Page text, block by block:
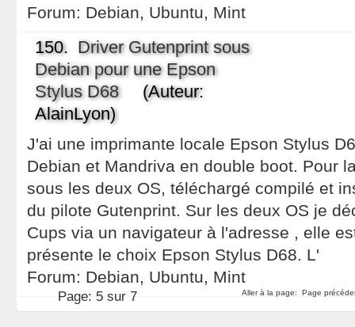
Forum: Debian, Ubuntu, Mint
150. Driver Gutenprint sous
Debian pour une Epson
Stylus D68(Auteur:
AlainLyon)
J'ai une imprimante locale Epson Stylus
Debian et Mandriva en double boot. Pour
sous les deux OS, téléchargé compilé et
du pilote Gutenprint. Sur les deux OS je
Cups via un navigateur à l'adresse , elle
présente le choix Epson Stylus D68. L'
Forum: Debian, Ubuntu, Mint
Aller à la page: Page
Page: 5 sur 7